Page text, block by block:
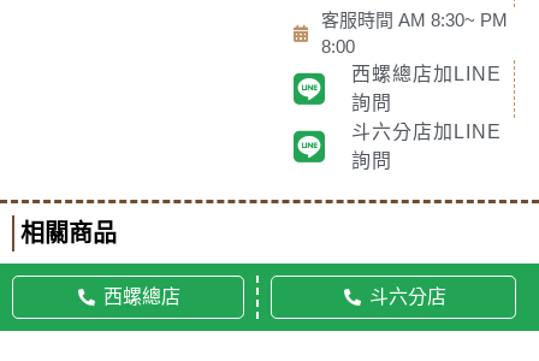
客服時間 AM 8:30~ PM
8:00
西螺總店加LINE
詢問
斗六分店加LINE
詢問
相關商品
西螺總店 斗六分店